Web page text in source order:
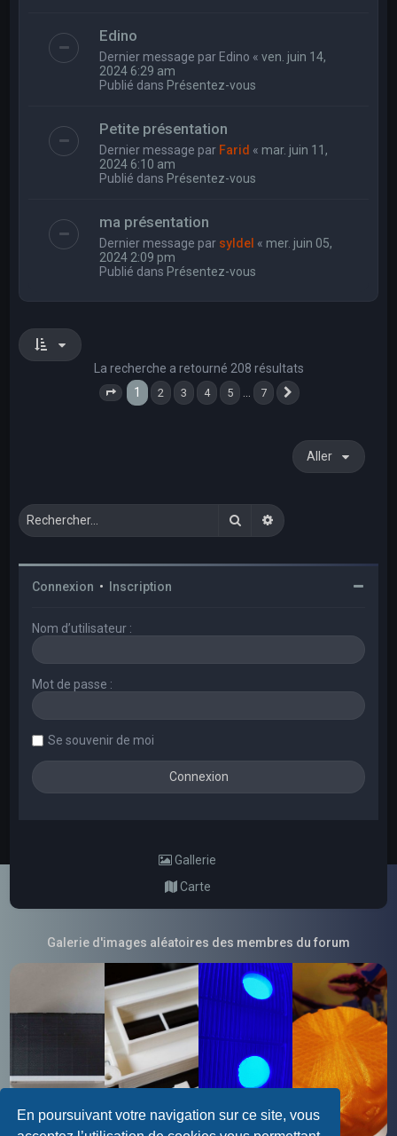
En poursuivant votre navigation sur ce site, vous
Edino
Dernier message par Edino «ven. juin 14,
2024 6:29 am
Publié dans Présentez-vous
Petite présentation
Dernier message par Farid « mar. juin 11,
2024 6:10 am
Publié dans Présentez-vous
ma présentation
Dernier message par syldel « mer. juin 05,
2024 2:09 pm
Publié dans Présentez-vous
La recherche a retourné 208 résultats
Page 1 sur
1 2 3 4 5 7
Aller
RechercherRecherche avancée
Connexion • Inscription
Nom d’utilisateur :
Mot de passe :
Se souvenir de moi
Gallerie
Carte
Galerie d'images aléatoires des membres du forum